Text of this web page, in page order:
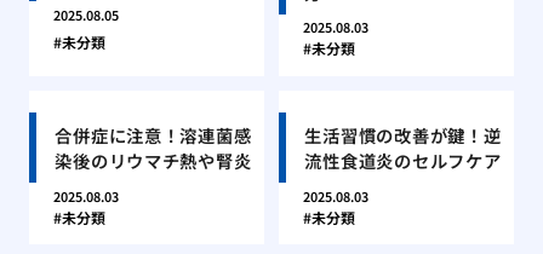
2025.08.05
未分類
2025.08.03
未分類
合併症に注意！溶連菌感
染後のリウマチ熱や腎炎
2025.08.03
未分類
生活習慣の改善が鍵！逆
流性食道炎のセルフケア
2025.08.03
未分類